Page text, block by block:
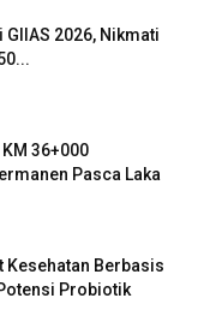
2026, Nikmati
36+000
Pasca Laka
Kesehatan Berbasis
Probiotik